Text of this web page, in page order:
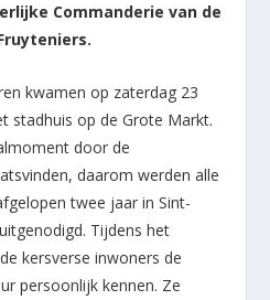
Commanderie van de
kwamen op zaterdag 23
stadhuis op de Grote Markt.
door de
daarom werden alle
twee jaar in Sint-
Tijdens het
kersverse inwoners de
persoonlijk kennen. Ze